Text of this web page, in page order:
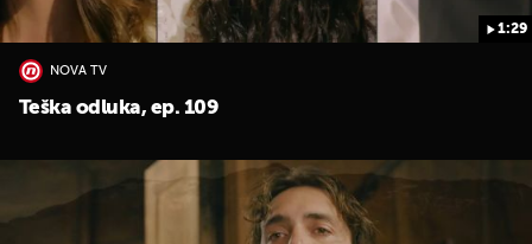
1:29
NOVA TV
Teška odluka, ep. 109